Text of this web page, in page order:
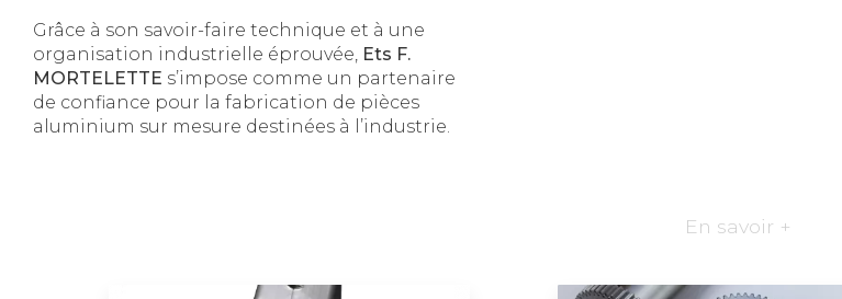
Grâce à son savoir-faire technique et à une
organisation industrielle éprouvée, Ets F.
MORTELETTE s’impose comme un partenaire
de confiance pour la fabrication de pièces
aluminium sur mesure destinées à l’industrie.
En savoir +